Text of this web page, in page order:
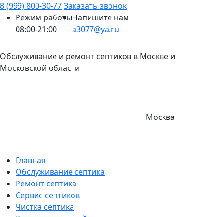
8 (999) 800-30-77Заказать звонок
Режим работы
08:00-21:00
Напишите нам
a3077@ya.ru
Обслуживание и ремонт септиков в Москве и
Московской области
Москва
Главная
Обслуживание септика
Ремонт септика
Сервис септиков
Чистка септика